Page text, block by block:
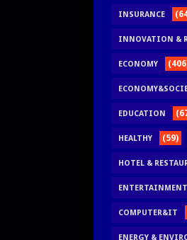
INSURANCE
INNOVATION &
ECONOMY
EDUCATION
HEALTHY (59)
HOTEL &
ENTERTAINMENT
COMPUTER&IT
ENERGY &